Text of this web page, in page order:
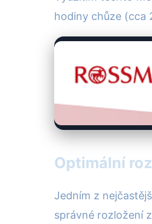
hodiny chůze (cca
Optimální
Jedním z
správné rozložení